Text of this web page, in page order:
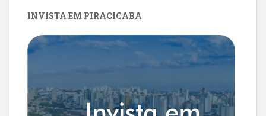
INVISTA EM PIRACICABA